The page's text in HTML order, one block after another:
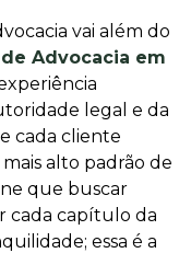
vai além do
Advocacia em
legal e da
cada cliente
alto padrão de
que buscar
cada capítulo da
essa é a